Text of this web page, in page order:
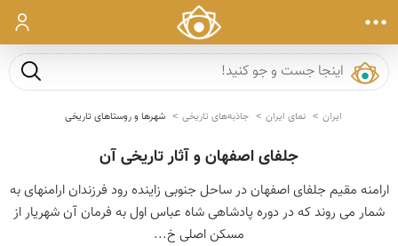
ورود
جست و
ایران نمای ایران جاذبه‌های تاریخی شهرها و روستاهای تاریخی
جلفای اصفهان و آثار تاریخی آن
ارامنه مقیم جلفای اصفهان در ساحل جنوبی زاینده رود فرزندان ارامنه‏ای به
شمار می ‏روند كه در دوره پادشاهی شاه عباس اول به فرمان آن شهریار از
مسكن اصلی خ...